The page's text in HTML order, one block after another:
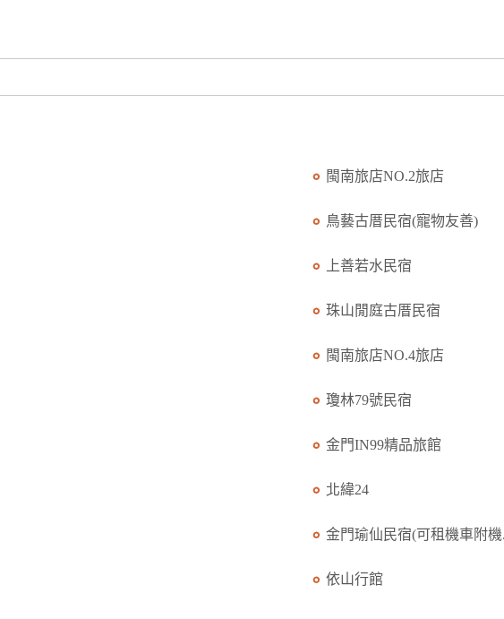
閩南旅店NO.2旅店
鳥藝古厝民宿(寵物友善)
上善若水民宿
珠山閒庭古厝民宿
閩南旅店NO.4旅店
瓊林79號民宿
金門IN99精品旅館
北緯24
金門瑜仙民宿(可租機車附機
依山行館